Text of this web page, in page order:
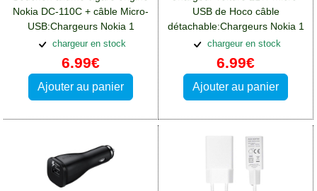
Nokia DC-110C + câble Micro-
USB:Chargeurs Nokia 1
chargeur en stock
6.99€
Ajouter au panier
USB de Hoco câble
détachable:Chargeurs Nokia 1
chargeur en stock
6.99€
Ajouter au panier